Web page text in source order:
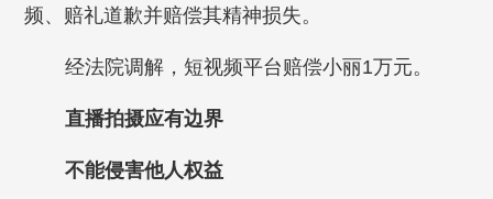
频、赔礼道歉并赔偿其精神损失。
经法院调解，短视频平台赔偿小丽1万元。
直播拍摄应有边界
不能侵害他人权益